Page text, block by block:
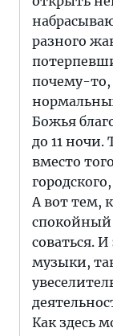
разного
почему-то,
Божья
до 11 ночи.
вместо
А вот тем,
спокойный
соваться.
музыки,
Как здесь